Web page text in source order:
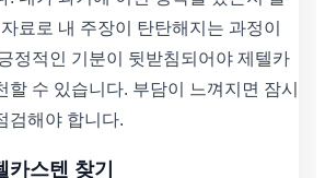
료로 내 주장이 탄탄해지는 과정이
정적인 기분이 뒷받침되어야 제텔카
할 수 있습니다. 부담이 느껴지면 잠시
검해야 합니다.
카스텐 찾기